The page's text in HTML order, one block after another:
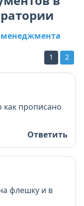
менеджмента
1 2
как прописано
Ответить
флешку и в